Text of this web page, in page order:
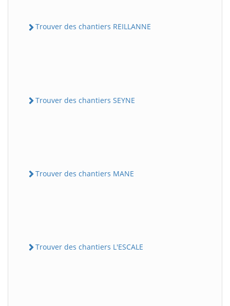
Trouver des chantiers REILLANNE
Trouver des chantiers SEYNE
Trouver des chantiers MANE
Trouver des chantiers L'ESCALE